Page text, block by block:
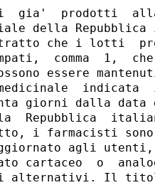
gia'  prodotti
della
che i lotti
comma  1,
essere
medicinale
giorni dalla data
Repubblica
i farmacisti
agli
cartaceo  o
alternativi. Il